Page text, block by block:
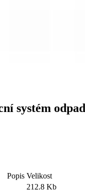
systém
Popis Velikost
212.8 Kb